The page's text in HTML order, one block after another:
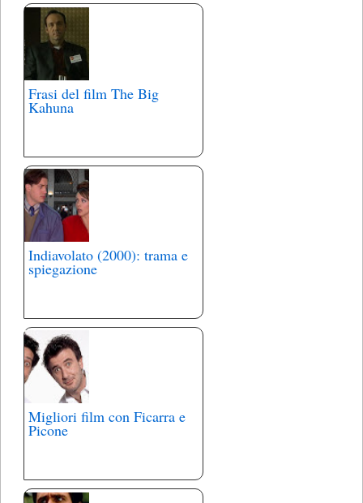
Frasi del film The Big
Kahuna
Indiavolato (2000): trama e
spiegazione
Migliori film con Ficarra e
Picone